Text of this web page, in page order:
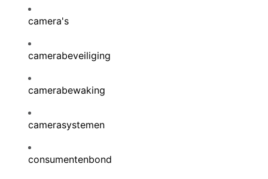
camera's
camerabeveiliging
camerabewaking
camerasystemen
consumentenbond